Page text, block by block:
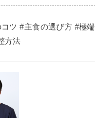
ツ #主食の選び方 #極端
方法